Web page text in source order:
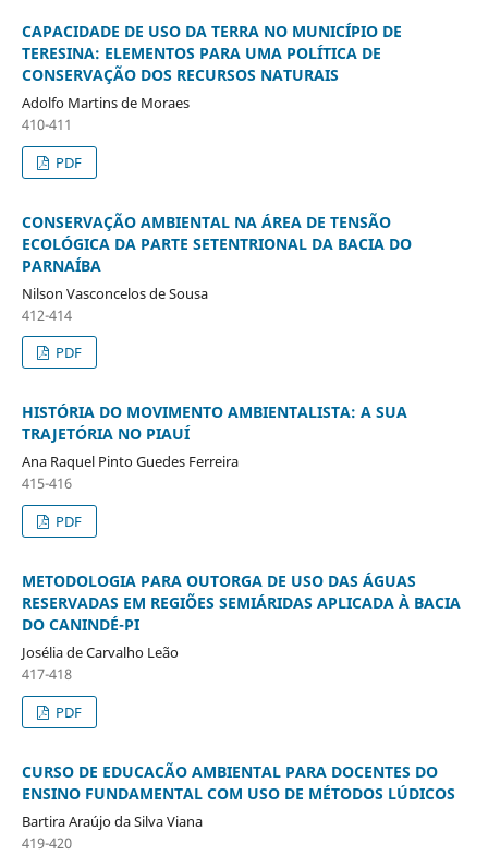
CAPACIDADE DE USO DA TERRA NO MUNICÍPIO DE
TERESINA: ELEMENTOS PARA UMA POLÍTICA DE
CONSERVAÇÃO DOS RECURSOS NATURAIS
Adolfo Martins de Moraes
410-411
PDF
CONSERVAÇÃO AMBIENTAL NA ÁREA DE TENSÃO
ECOLÓGICA DA PARTE SETENTRIONAL DA BACIA DO
PARNAÍBA
Nilson Vasconcelos de Sousa
412-414
PDF
HISTÓRIA DO MOVIMENTO AMBIENTALISTA: A SUA
TRAJETÓRIA NO PIAUÍ
Ana Raquel Pinto Guedes Ferreira
415-416
PDF
METODOLOGIA PARA OUTORGA DE USO DAS ÁGUAS
RESERVADAS EM REGIÕES SEMIÁRIDAS APLICADA À BACIA
DO CANINDÉ-PI
Josélia de Carvalho Leão
417-418
PDF
CURSO DE EDUCACÃO AMBIENTAL PARA DOCENTES DO
ENSINO FUNDAMENTAL COM USO DE MÉTODOS LÚDICOS
Bartira Araújo da Silva Viana
419-420